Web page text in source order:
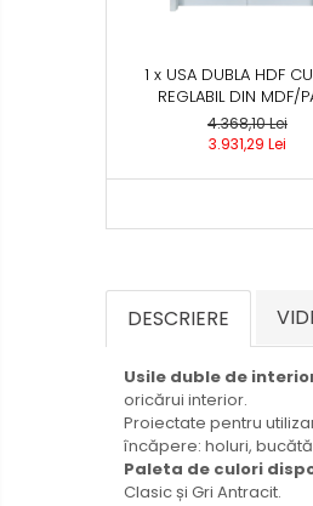
1 x USA DUBLA HDF
REGLABIL DIN MDF/
COLECTIA LIGHT 2.2
4.368,10 Lei
3.931,29 Lei
DESCRIERE
Usile duble de
oricărui interior.
Proiectate pentru
încăpere: holuri,
Paleta de culori
Clasic și Gri Antracit.